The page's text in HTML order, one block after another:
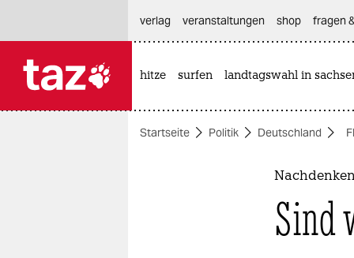
themen
verlag
veranstaltungen shop fragen
hitze surfen landtagswahl in
Startseite Politik Deutschland
Sind